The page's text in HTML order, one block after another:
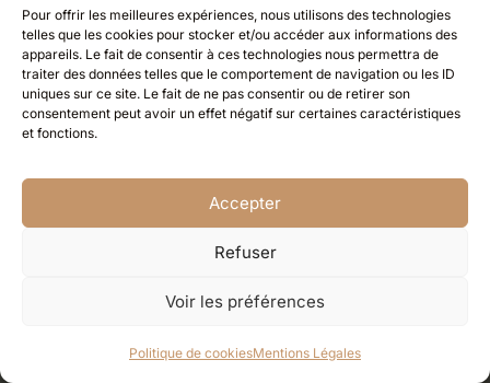
Pour offrir les meilleures expériences, nous utilisons des technologies
telles que les cookies pour stocker et/ou accéder aux informations des
appareils. Le fait de consentir à ces technologies nous permettra de
traiter des données telles que le comportement de navigation ou les ID
uniques sur ce site. Le fait de ne pas consentir ou de retirer son
consentement peut avoir un effet négatif sur certaines caractéristiques
et fonctions.
Accepter
Refuser
Voir les préférences
Politique de cookiesMentions Légales